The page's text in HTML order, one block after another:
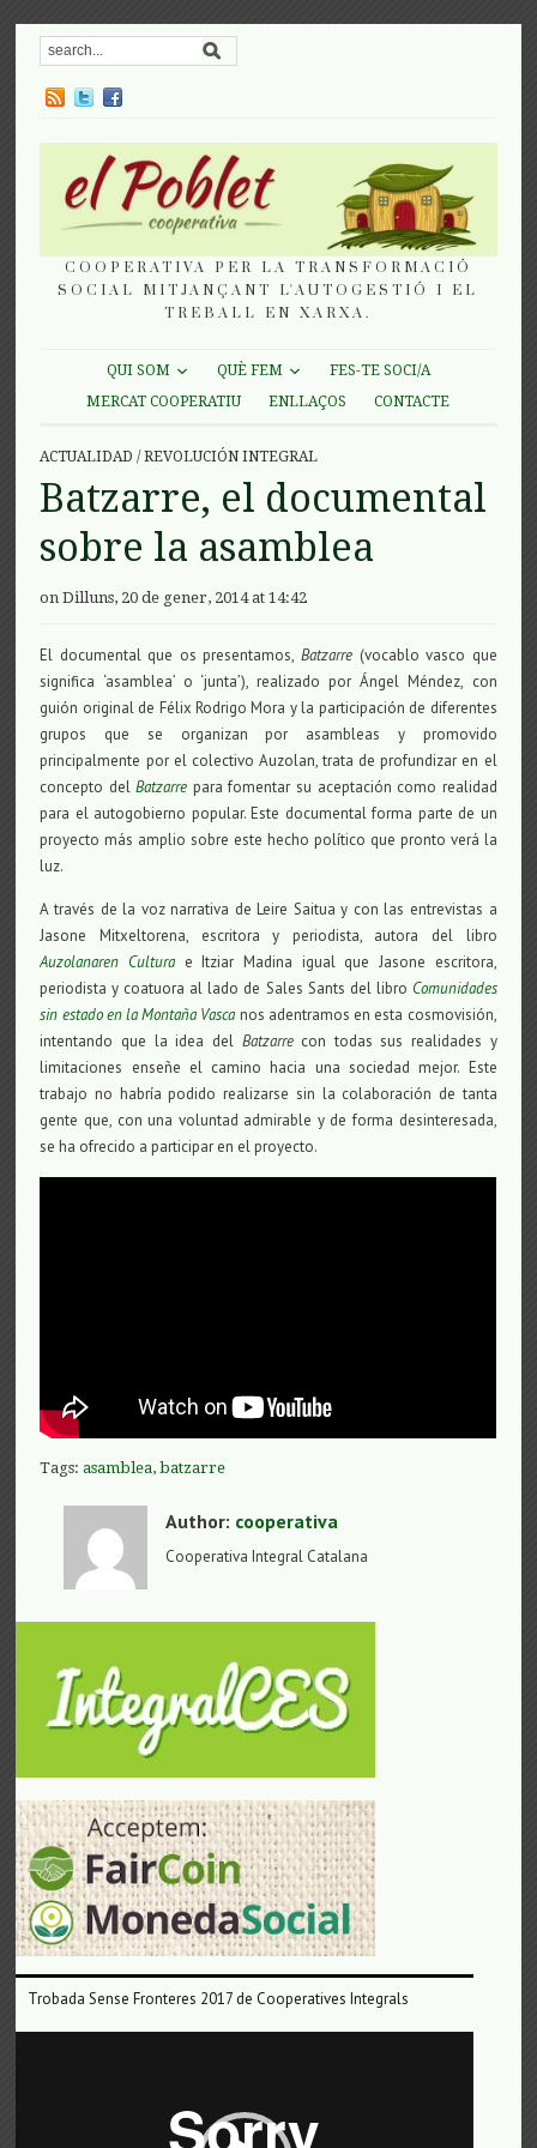
COOPERATIVA PER LA TRANSFORMACIÓ
SOCIAL MITJANÇANT L'AUTOGESTIÓ I EL
TREBALL EN XARXA.
QUI SOM QUÈ FEM
FES-TE SOCI/A
MERCAT COOPERATIU
ENLLAÇOS CONTACTE
ACTUALIDAD /REVOLUCIÓN INTEGRAL
Batzarre, el documental
sobre la asamblea
on Dilluns, 20 de gener, 2014 at 14:42
El documental que os presentamos,Batzarre (vocablo vasco que
significa ‘asamblea’ o ‘junta’), realizado por Ángel Méndez, con
guión original de Félix Rodrigo Mora y la participación de diferentes
grupos que se organizan por asambleas y promovido
principalmente por el colectivo Auzolan, trata de profundizar en el
concepto delBatzarre para fomentar su aceptación como realidad
para el autogobierno popular. Este documental forma parte de un
proyecto más amplio sobre este hecho político que pronto verá la
luz.
A través de la voz narrativa de Leire Saitua y con las entrevistas a
Jasone Mitxeltorena, escritora y periodista, autora del libro
Auzolanaren Cultura e Itziar Madina igual que Jasone escritora,
periodista y coatuora al lado de Sales Sants del libro Comunidades
sin estado en la Montaña Vasca nos adentramos en esta cosmovisión,
intentando que la idea del Batzarrecon todas sus realidades y
limitaciones enseñe el camino hacia una sociedad mejor. Este
trabajo no habría podido realizarse sin la colaboración de tanta
gente que, con una voluntad admirable y de forma desinteresada,
se ha ofrecido a participar en el proyecto.
Tags:asamblea,batzarre
Author: cooperativa
Cooperativa Integral Catalana
Trobada Sense Fronteres 2017 de Cooperatives Integrals